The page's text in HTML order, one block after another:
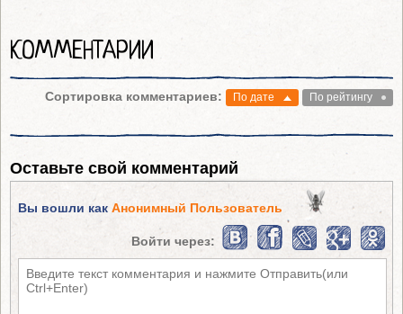
КОММЕНТАРИИ
Сортировка комментариев: По дате По рейтингу
Оставьте свой комментарий
Вы вошли как Анонимный Пользователь
Войти через: